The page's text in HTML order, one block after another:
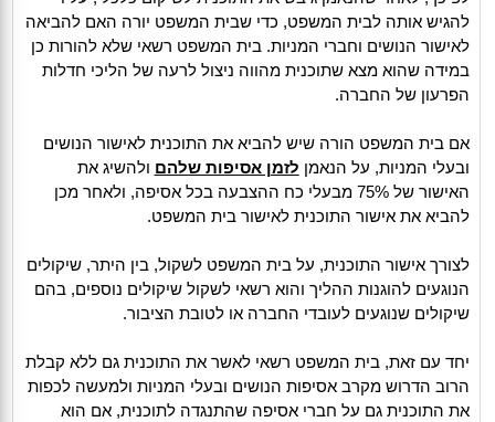
להגיש אותה לבית המשפט, כדי שבית המשפט יורה האם להביאה
לאישור הנושים וחברי המניות. בית המשפט רשאי שלא להורות כן
במידה שהוא מצא שתוכנית מהווה ניצול לרעה של הליכי חדלות
הפרעון של החברה.
אם בית המשפט הורה שיש להביא את התוכנית לאישור הנושים
ובעלי המניות, על הנאמן לזמן אסיפות שלהם ולהשיג את
האישור של 75% מבעלי כח ההצבעה בכל אסיפה, ולאחר מכן
להביא את אישור התוכנית לאישור בית המשפט.
לצורך אישור התוכנית, על בית המשפט לשקול, בין היתר, שיקולים
הנוגעים להוגנות ההליך והוא רשאי לשקול שיקולים נוספים, בהם
שיקולים שנוגעים לעובדי החברה או לטובת הציבור.
יחד עם זאת, בית המשפט רשאי לאשר את התוכנית גם ללא קבלת
הרוב הדרוש מקרב אסיפות הנושים ובעלי המניות ולמעשה לכפות
את התוכנית גם על חברי אסיפה שהתנגדה לתוכנית, אם הוא